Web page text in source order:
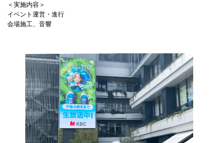
＜実施内容＞
イベント運営・進行
会場施工、音響